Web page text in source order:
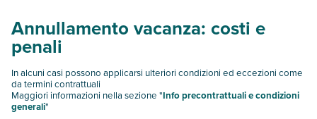
Annullamento vacanza: costi e
penali
In alcuni casi possono applicarsi ulteriori condizioni ed eccezioni come
da termini contrattuali
Maggiori informazioni nella sezione "Info precontrattuali e condizioni
generali"